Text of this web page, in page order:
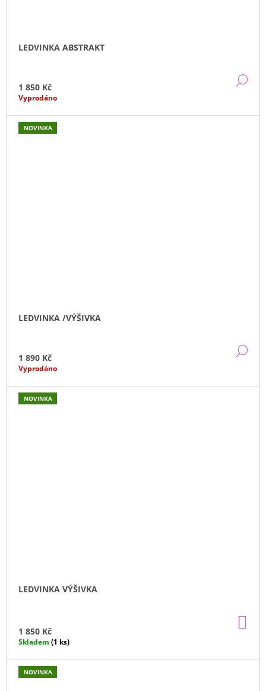
LEDVINKA ABSTRAKT
1 850 Kč
Vyprodáno
NOVINKA
LEDVINKA /VÝŠIVKA
1 890 Kč
Vyprodáno
NOVINKA
LEDVINKA VÝŠIVKA
1 850 Kč
Skladem (1 ks)
NOVINKA